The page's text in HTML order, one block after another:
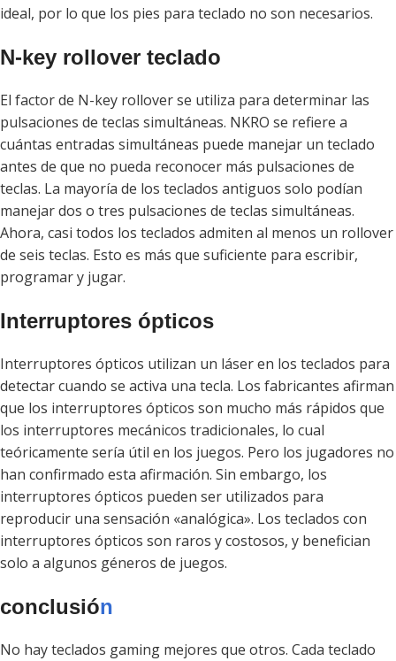
ideal, por lo que los pies para teclado no son necesarios.
N-key rollover teclado
El factor de N-key rollover se utiliza para determinar las
pulsaciones de teclas simultáneas. NKRO se refiere a
cuántas entradas simultáneas puede manejar un teclado
antes de que no pueda reconocer más pulsaciones de
teclas. La mayoría de los teclados antiguos solo podían
manejar dos o tres pulsaciones de teclas simultáneas.
Ahora, casi todos los teclados admiten al menos un rollover
de seis teclas. Esto es más que suficiente para escribir,
programar y jugar.
Interruptores ópticos
Interruptores ópticos utilizan un láser en los teclados para
detectar cuando se activa una tecla. Los fabricantes afirman
que los interruptores ópticos son mucho más rápidos que
los interruptores mecánicos tradicionales, lo cual
teóricamente sería útil en los juegos. Pero los jugadores no
han confirmado esta afirmación. Sin embargo, los
interruptores ópticos pueden ser utilizados para
reproducir una sensación «analógica». Los teclados con
interruptores ópticos son raros y costosos, y benefician
solo a algunos géneros de juegos.
conclusión
No hay teclados gaming mejores que otros. Cada teclado